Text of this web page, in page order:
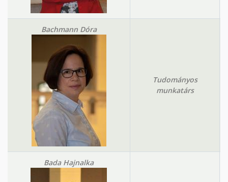
Bachmann Dóra
Tudományos
munkatárs
Bada Hajnalka